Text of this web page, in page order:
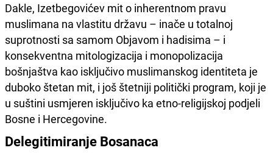
Dakle, Izetbegovićev mit o inherentnom pravu
muslimana na vlastitu državu – inače u totalnoj
suprotnosti sa samom Objavom i hadisima – i
konsekventna mitologizacija i monopolizacija
bošnjaštva kao isključivo muslimanskog identiteta je
duboko štetan mit, i još štetniji politički program, koji je
u suštini usmjeren isključivo ka etno-religijskoj podjeli
Bosne i Hercegovine.
Delegitimiranje Bosanaca